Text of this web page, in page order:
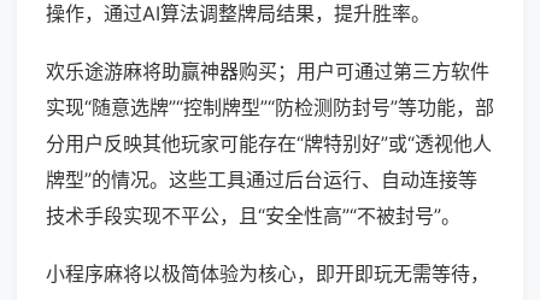
操作，通过AI算法调整牌局结果，提升胜率。
欢乐途游麻将助赢神器购买；用户可通过第三方软件
实现“随意选牌”“控制牌型”“防检测防封号”等功能，部
分用户反映其他玩家可能存在“牌特别好”或“透视他人
牌型”的情况。这些工具通过后台运行、自动连接等
技术手段实现不平公，且“安全性高”“不被封号”。
小程序麻将以极简体验为核心，即开即玩无需等待，